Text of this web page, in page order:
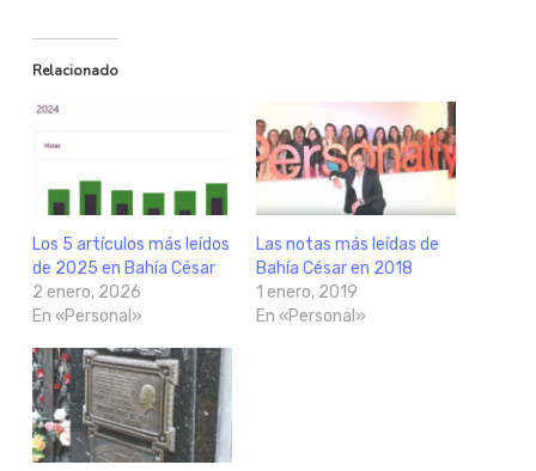
Relacionado
Los 5 artículos más leídos
de 2025 en Bahía César
2 enero, 2026
En «Personal»
Las notas más leídas de
Bahía César en 2018
1 enero, 2019
En «Personal»